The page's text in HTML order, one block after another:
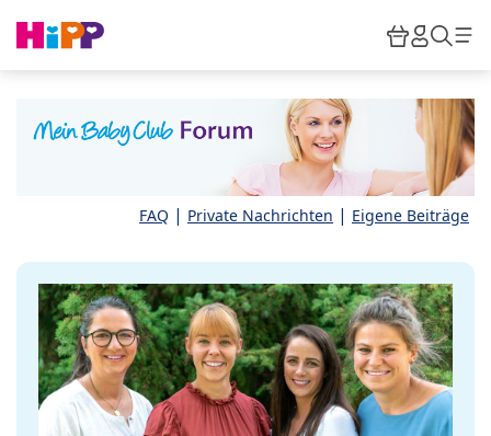
HiPP
FAQ | Private Nachrichten | Eigene Beiträge